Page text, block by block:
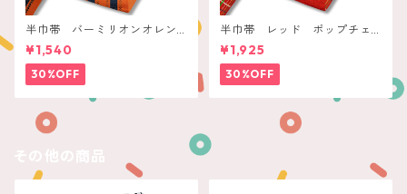
半巾帯 バーミリオンオレン
ジ ネイビー縞
¥1,540
30%OFF
半巾帯 レッド ポップチェ
ック
¥1,925
30%OFF